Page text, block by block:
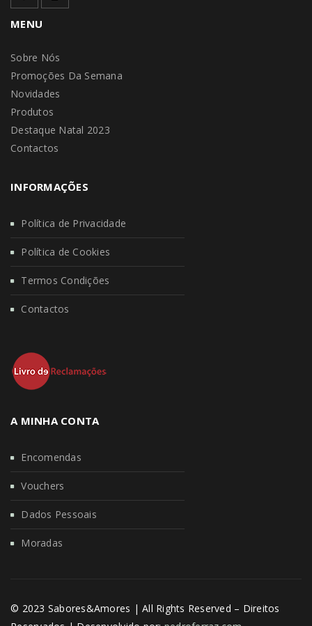
MENU
Sobre Nós
Promoções Da Semana
Novidades
Produtos
Destaque Natal 2023
Contactos
INFORMAÇÕES
Política de Privacidade
Política de Cookies
Termos Condições
Contactos
A MINHA CONTA
Encomendas
Vouchers
Dados Pessoais
Moradas
© 2023 Sabores&Amores | All Rights Reserved – Direitos